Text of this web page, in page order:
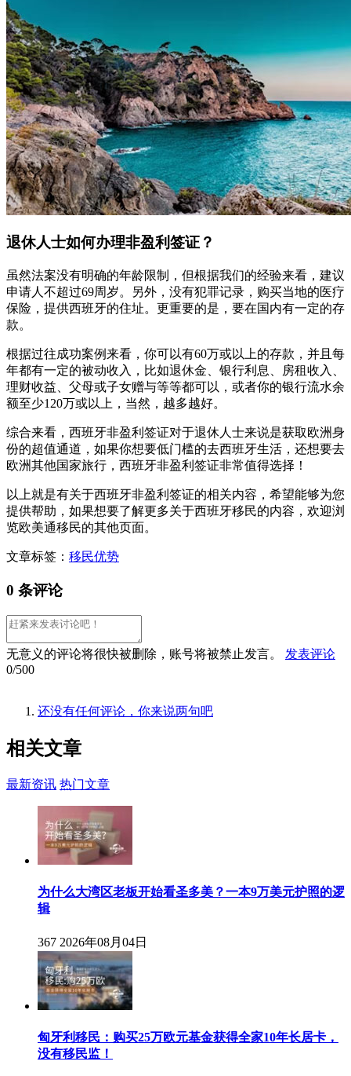
退休人士如何办理非盈利签证？
虽然法案没有明确的年龄限制，但根据我们的经验来看，建议
申请人不超过69周岁。另外，没有犯罪记录，购买当地的医疗
保险，提供西班牙的住址。更重要的是，要在国内有一定的存
款。
根据过往成功案例来看，你可以有60万或以上的存款，并且每
年都有一定的被动收入，比如退休金、银行利息、房租收入、
理财收益、父母或子女赠与等等都可以，或者你的银行流水余
额至少120万或以上，当然，越多越好。
综合来看，西班牙非盈利签证对于退休人士来说是获取欧洲身
份的超值通道，如果你想要低门槛的去西班牙生活，还想要去
欧洲其他国家旅行，西班牙非盈利签证非常值得选择！
以上就是有关于西班牙非盈利签证的相关内容，希望能够为您
提供帮助，如果想要了解更多关于西班牙移民的内容，欢迎浏
览欧美通移民的其他页面。
文章标签： 移民优势
0 条评论
无意义的评论将很快被删除，账号将被禁止发言。
发表评论
0/500
还没有任何评论，你来说两句吧
相关文章
最新资讯 热门文章
为什么大湾区老板开始看圣多美？一本9万美元护照的逻
辑
367 2026年08月04日
匈牙利移民：购买25万欧元基金获得全家10年长居卡，
没有移民监！